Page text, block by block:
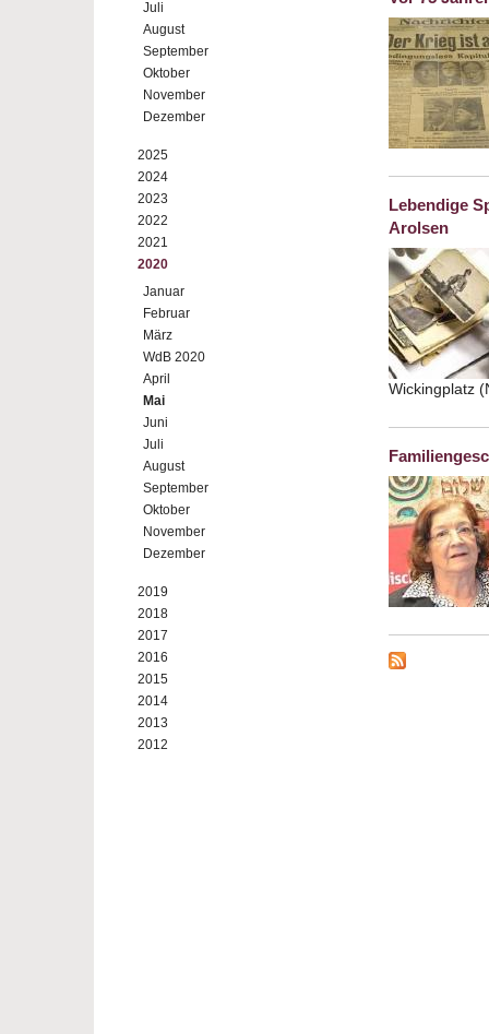
Juli
August
September
Oktober
November
Dezember
2025
2024
2023
2022
2021
2020
Januar
Februar
März
WdB 2020
April
Mai
Juni
Juli
August
September
Oktober
November
Dezember
2019
2018
2017
2016
2015
2014
2013
2012
Lebendige
Arolsen
Wickingplatz